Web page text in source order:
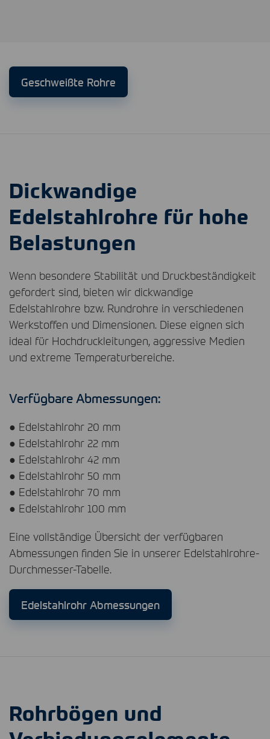
Geschweißte Rohre
Dickwandige
Edelstahlrohre für hohe
Belastungen
Wenn besondere Stabilität und Druckbeständigkeit
gefordert sind, bieten wir dickwandige
Edelstahlrohre bzw. Rundrohre in verschiedenen
Werkstoffen und Dimensionen. Diese eignen sich
ideal für Hochdruckleitungen, aggressive Medien
und extreme Temperaturbereiche.
Verfügbare Abmessungen:
● Edelstahlrohr 20 mm
● Edelstahlrohr 22 mm
● Edelstahlrohr 42 mm
● Edelstahlrohr 50 mm
● Edelstahlrohr 70 mm
● Edelstahlrohr 100 mm
Eine vollständige Übersicht der verfügbaren
Abmessungen finden Sie in unserer Edelstahlrohre-
Durchmesser-Tabelle.
Edelstahlrohr Abmessungen
Rohrbögen und